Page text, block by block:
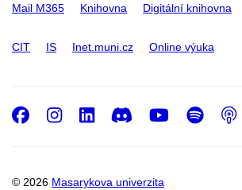
Mail M365 Knihovna Digitální knihovna
CIT IS Inet.muni.cz Online výuka
© 2026 Masarykova univerzita
Facebook
Instagram
LinkedIn
Discord